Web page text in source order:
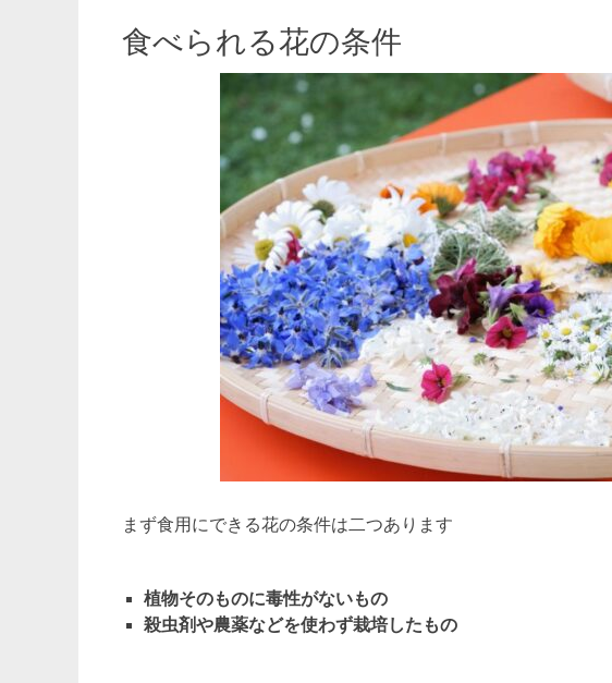
食べられる花の条件
まず食用にできる花の条件は二つあります
植物そのものに毒性がないもの
殺虫剤や農薬などを使わず栽培したもの